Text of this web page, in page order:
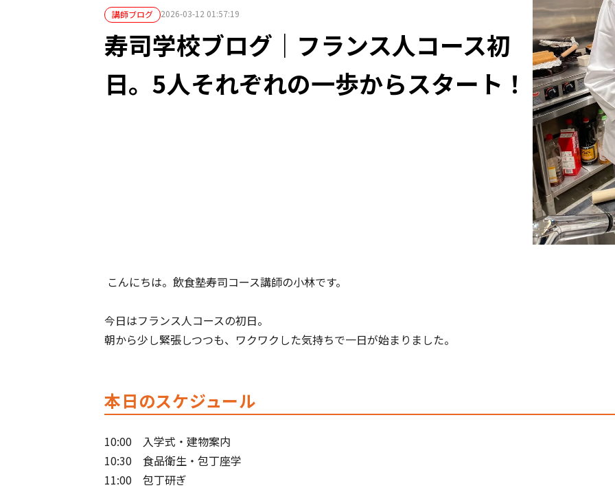
講師ブログ 2026-03-12 01:57:19
寿司学校ブログ｜フランス人コース初
日。5人それぞれの一歩からスタート！
こんにちは。飲食塾寿司コース講師の小林です。
今日はフランス人コースの初日。
朝から少し緊張しつつも、ワクワクした気持ちで一日が始まりました。
本日のスケジュール
10:00 入学式・建物案内
10:30 食品衛生・包丁座学
11:00 包丁研ぎ